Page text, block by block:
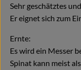
Sehr geschätztes
Er eignet sich zum
Ernte:
Es wird ein Messer
Spinat kann meist